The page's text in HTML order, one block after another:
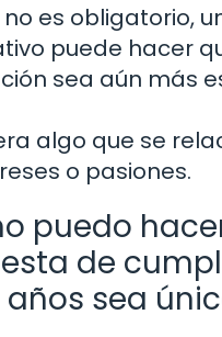
es obligatorio,
puede hacer
sea aún más
algo que se
o pasiones.
puedo
de
años sea